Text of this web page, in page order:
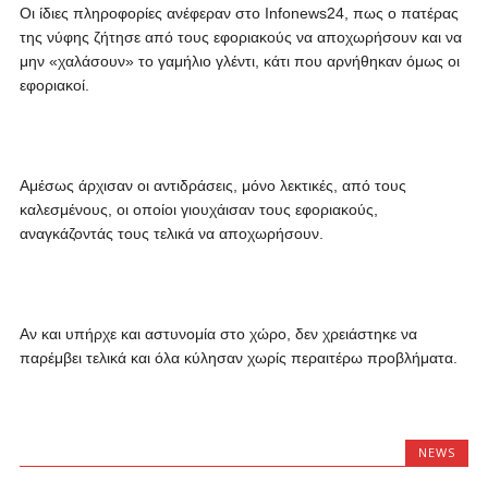
Οι ίδιες πληροφορίες ανέφεραν στο Infonews24, πως ο πατέρας
της νύφης ζήτησε από τους εφοριακούς να αποχωρήσουν και να
μην «χαλάσουν» το γαμήλιο γλέντι, κάτι που αρνήθηκαν όμως οι
εφοριακοί.
Αμέσως άρχισαν οι αντιδράσεις, μόνο λεκτικές, από τους
καλεσμένους, οι οποίοι γιουχάισαν τους εφοριακούς,
αναγκάζοντάς τους τελικά να αποχωρήσουν.
Αν και υπήρχε και αστυνομία στο χώρο, δεν χρειάστηκε να
παρέμβει τελικά και όλα κύλησαν χωρίς περαιτέρω προβλήματα.
NEWS